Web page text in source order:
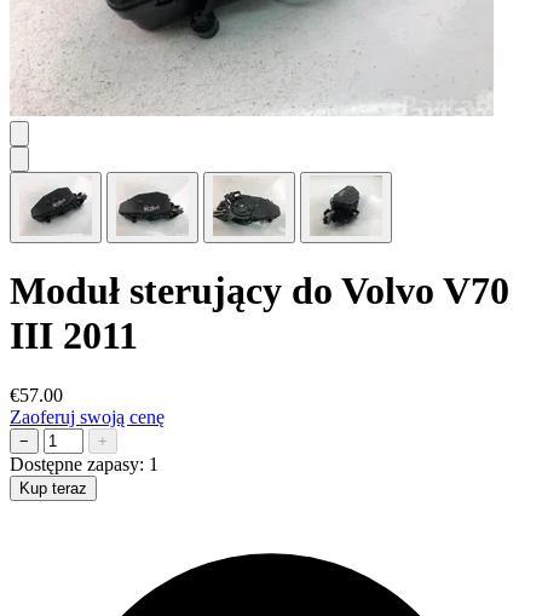
Moduł sterujący do Volvo V70
III 2011
€57.00
Zaoferuj swoją cenę
− +
Dostępne zapasy: 1
Kup teraz